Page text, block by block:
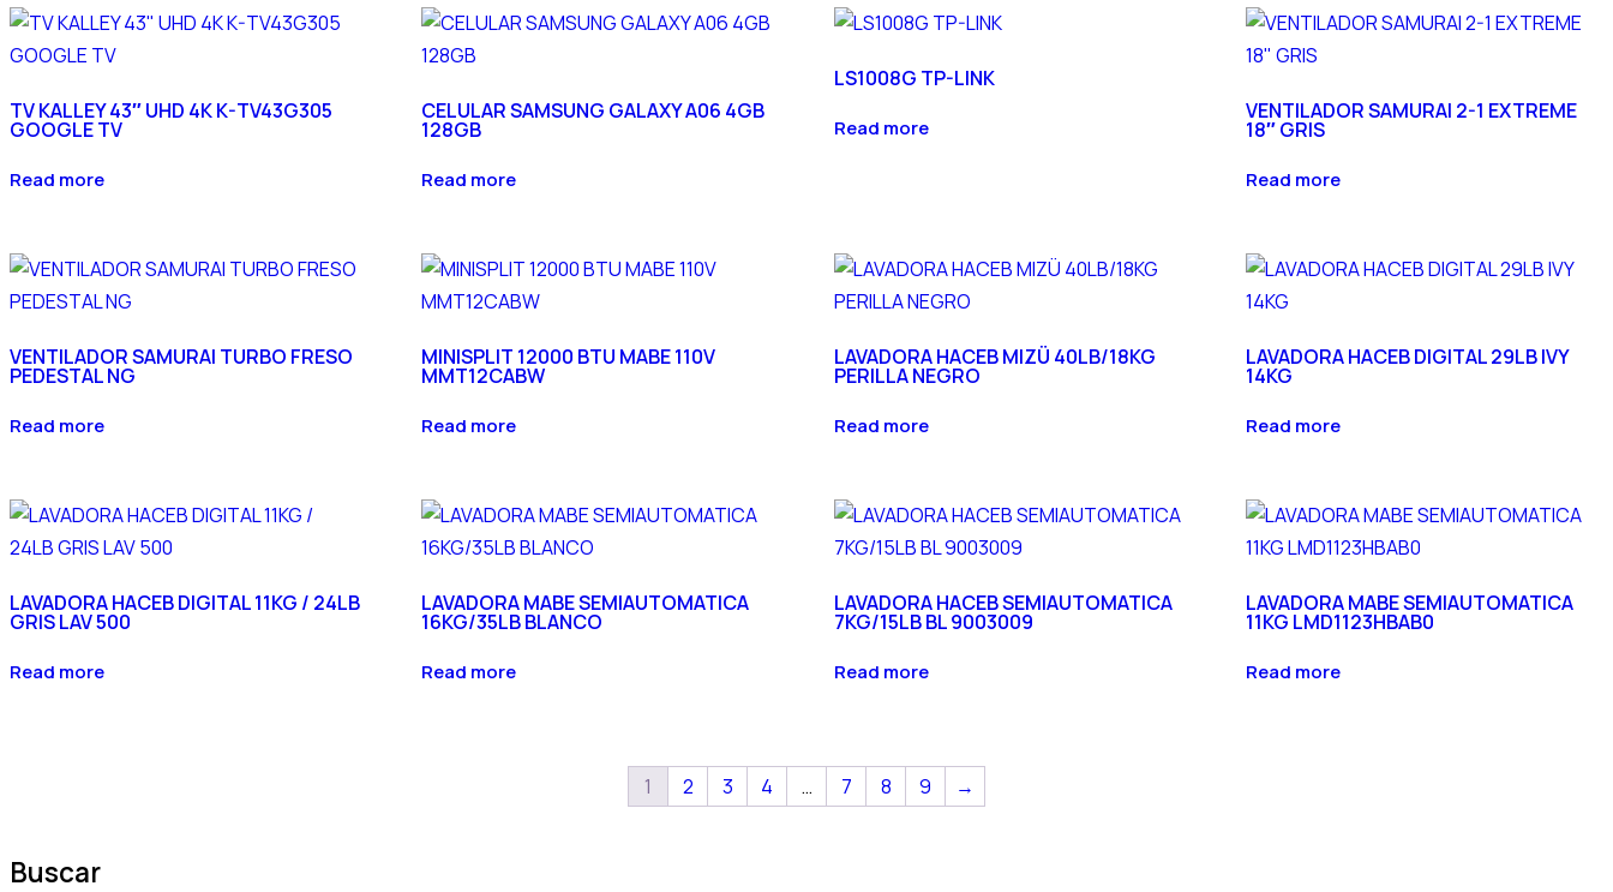
TV KALLEY 43″ UHD 4K K-TV43G305
GOOGLE TV
Read more
CELULAR SAMSUNG GALAXY A06 4GB
128GB
Read more
LS1008G TP-LINK
Read more
VENTILADOR SAMURAI 2-1 EXTREME
18″ GRIS
Read more
VENTILADOR SAMURAI TURBO FRESO
PEDESTAL NG
Read more
MINISPLIT 12000 BTU MABE 110V
MMT12CABW
Read more
LAVADORA HACEB MIZÜ 40LB/18KG
PERILLA NEGRO
Read more
LAVADORA HACEB DIGITAL 29LB IVY
14KG
Read more
LAVADORA HACEB DIGITAL 11KG / 24LB
GRIS LAV 500
Read more
LAVADORA MABE SEMIAUTOMATICA
16KG/35LB BLANCO
Read more
LAVADORA HACEB SEMIAUTOMATICA
7KG/15LB BL 9003009
Read more
LAVADORA MABE SEMIAUTOMATICA
11KG LMD1123HBAB0
Read more
1 2 3 4 … 7 8 9 →
Buscar